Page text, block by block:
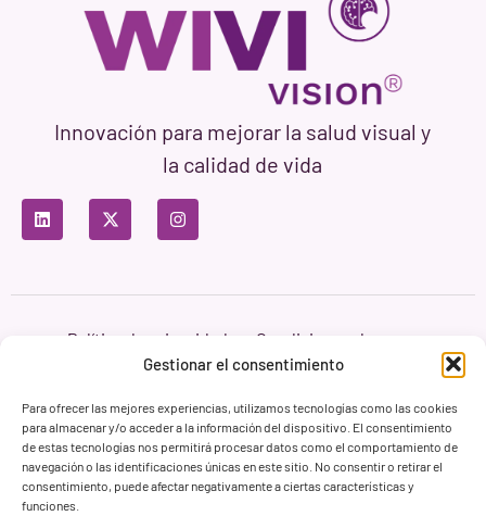
Gestionar el consentimiento
Para ofrecer las mejores experiencias, utilizamos tecnologías como las cookies
para almacenar y/o acceder a la información del dispositivo. El consentimiento
de estas tecnologías nos permitirá procesar datos como el comportamiento de
navegación o las identificaciones únicas en este sitio. No consentir o retirar el
consentimiento, puede afectar negativamente a ciertas características y
funciones.
Innovación para mejorar la salud visual y
la calidad de vida
Política de privacidad
Condiciones de uso
Política de cookies